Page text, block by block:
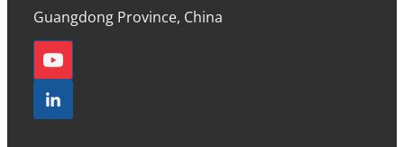
Guangdong Province, China